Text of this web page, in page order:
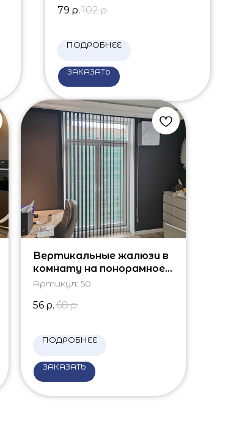
79 р. 102 р.
ПОДРОБНЕЕ
ЗАКАЗАТЬ
Вертикальные жалюзи в
комнату на понорамное
окно
Артикул: 50
56 р. 68 р.
ПОДРОБНЕЕ
ЗАКАЗАТЬ